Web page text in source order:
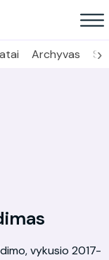
Archyvas ›
vykusio 2017-